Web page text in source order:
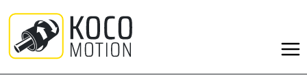
content